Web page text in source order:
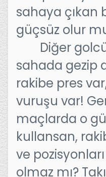
sahaya çıkan
güçsüz olur
Diğer
sahada gezip
rakibe pres
vuruşu var!
maçlarda o
kullansan,
ve
olmaz mı?